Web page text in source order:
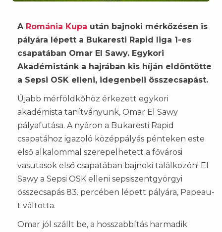
A Románia Kupa után bajnoki mérkőzésen is
pályára lépett a Bukaresti Rapid liga 1-es
csapatában Omar El Sawy. Egykori
Akadémistánk a hajrában kis híján eldöntötte
a Sepsi OSK elleni, idegenbeli összecsapást.
Újabb mérföldkőhöz érkezett egykori
akadémista tanítványunk, Omar El Sawy
pályafutása. A nyáron a Bukaresti Rapid
csapatához igazoló középpályás pénteken este
első alkalommal szerepelhetett a fővárosi
vasutasok első csapatában bajnoki találkozón! El
Sawy a Sepsi OSK elleni sepsiszentgyörgyi
összecsapás 83. percében lépett pályára, Papeau-
t váltotta.
Omar jól szállt be, a hosszabbítás harmadik